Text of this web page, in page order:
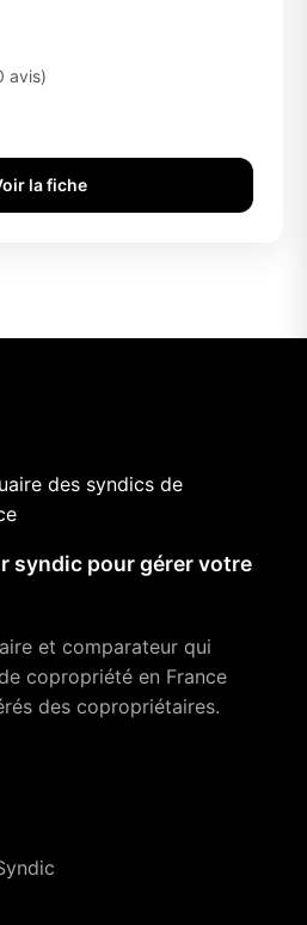
avis)
la fiche
des syndics de
syndic pour gérer votre
et comparateur qui
copropriété en France
des copropriétaires.